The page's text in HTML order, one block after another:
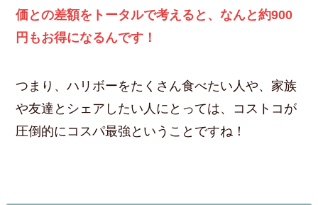
価との差額をトータルで考えると、なんと約900
円もお得になるんです！
つまり、ハリボーをたくさん食べたい人や、家族
や友達とシェアしたい人にとっては、コストコが
圧倒的にコスパ最強ということですね！